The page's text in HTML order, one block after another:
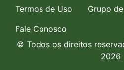
Termos de Uso
Grupo
Fale Conosco
© Todos os direitos
2026